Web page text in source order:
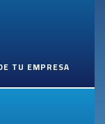
TU EMPRESA